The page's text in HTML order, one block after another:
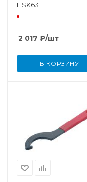
HSK63
2 017 ₽/шт
В КОРЗИНУ